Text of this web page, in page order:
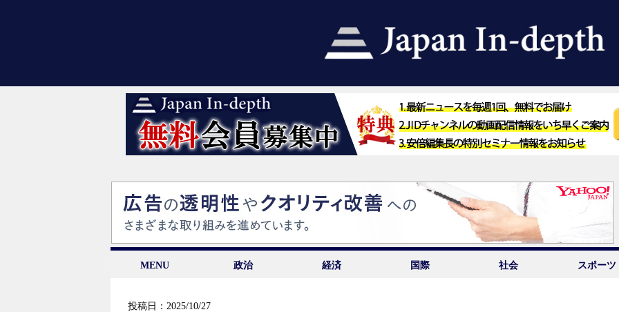
MENU 政治 経済 国際 社会 スポーツ
投稿日：2025/10/27